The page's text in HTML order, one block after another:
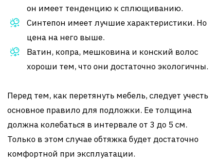
он имеет тенденцию к сплющиванию.
Синтепон имеет лучшие характеристики. Но
цена на него выше.
Ватин, копра, мешковина и конский волос
хороши тем, что они достаточно экологичны.
Перед тем, как перетянуть мебель, следует учесть
основное правило для подложки. Ее толщина
должна колебаться в интервале от 3 до 5 см.
Только в этом случае обтяжка будет достаточно
комфортной при эксплуатации.